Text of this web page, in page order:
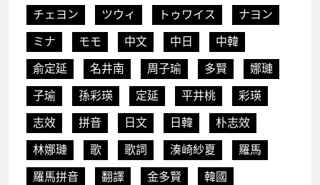
チェヨン
ツウィ トゥワイス
ナヨン
ミナ
モモ 中文 中日
中韓
俞定延
名井南 周子瑜 多賢
娜璉
子瑜
孫彩瑛 定延 平井桃
彩瑛
志效
拼音 日文 日韓
朴志效
林娜璉
歌 歌詞 湊崎紗夏
羅馬
羅馬拼音
翻譯 金多賢
韓國